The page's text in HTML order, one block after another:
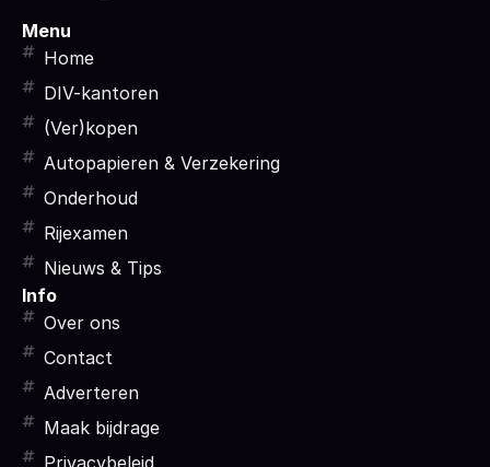
Menu
Home
DIV-kantoren
(Ver)kopen
Autopapieren & Verzekering
Onderhoud
Rijexamen
Nieuws & Tips
Info
Over ons
Contact
Adverteren
Maak bijdrage
Privacybeleid